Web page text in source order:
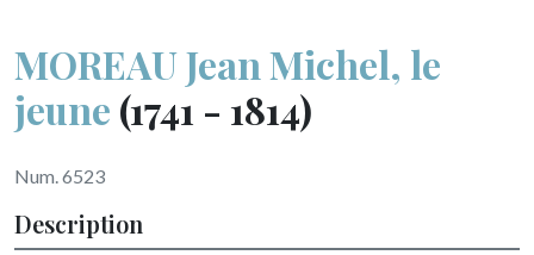
MOREAU Jean Michel, le
jeune (1741 - 1814)
Num. 6523
Description